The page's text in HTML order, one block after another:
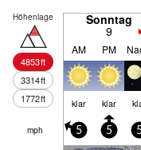
Höhenlage
4853ft
3314ft
1772ft
Sonntag
9
AM PM
klar klar
mph 5 5